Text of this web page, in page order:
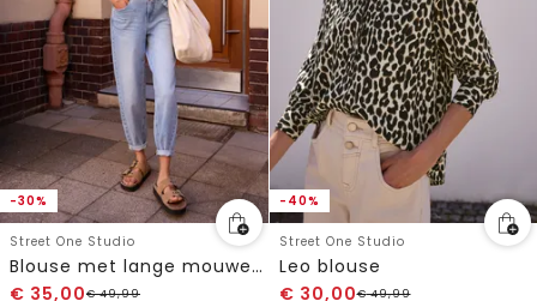
-30%
Street One Studio
Blouse met lange mouwen in seersucker kwaliteit
€ 35,00€49,99
-40%
Street One Studio
Leo blouse
€ 30,00€49,99